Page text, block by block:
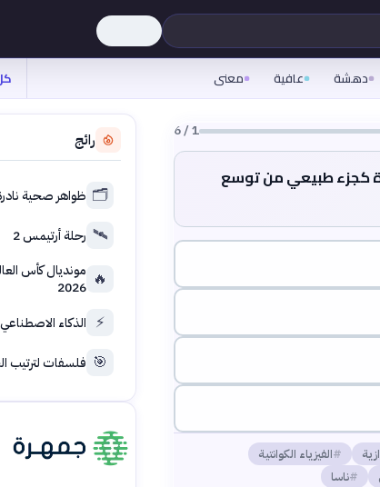
دهشة عافية معنى
1
/
6
كجزء طبيعي من توسع
الفيزياء الكوانتية
ناسا
رائج
🗂️ ظواهر صحية
🛰️ رحلة أرتيمس 2
🔥 مونديال كأس
2026
⚡ الذكاء الاصطناعي
🎯 فلسفات لترتيب